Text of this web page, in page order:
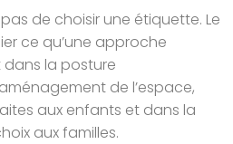
de choisir une étiquette. Le
ce qu’une approche
la posture
de l’espace,
aux enfants et dans la
aux familles.